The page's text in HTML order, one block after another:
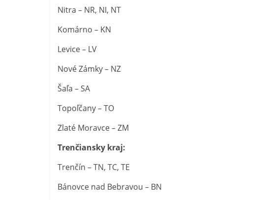
Nitra – NR, NI, NT
Komárno – KN
Levice – LV
Nové Zámky – NZ
Šaľa – SA
Topoľčany – TO
Zlaté Moravce – ZM
Trenčiansky kraj:
Trenčín – TN, TC, TE
Bánovce nad Bebravou – BN